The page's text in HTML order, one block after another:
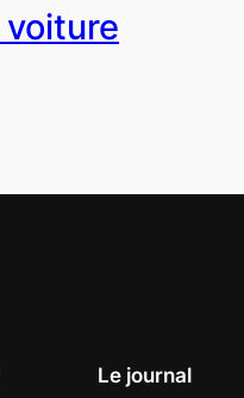
Le journal